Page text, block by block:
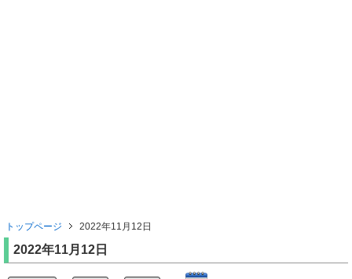
トップページ 2022年11月12日
2022年11月12日